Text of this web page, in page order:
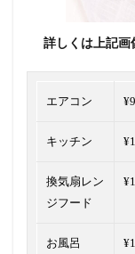
詳しくは上記画
エアコン
キッチン
換気扇レン
ジフード
お風呂